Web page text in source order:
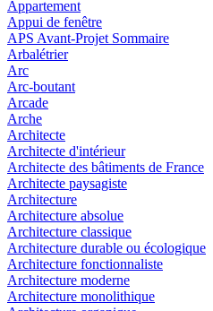
Appartement
Appui de fenêtre
APS Avant-Projet Sommaire
Arbalétrier
Arc
Arc-boutant
Arcade
Arche
Architecte
Architecte d'intérieur
Architecte des bâtiments de France
Architecte paysagiste
Architecture
Architecture absolue
Architecture classique
Architecture durable ou écologique
Architecture fonctionnaliste
Architecture moderne
Architecture monolithique